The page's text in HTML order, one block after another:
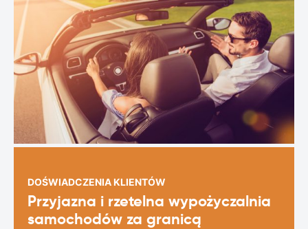
DOŚWIADCZENIA KLIENTÓW
Przyjazna i rzetelna wypożyczalnia
samochodów za granicą